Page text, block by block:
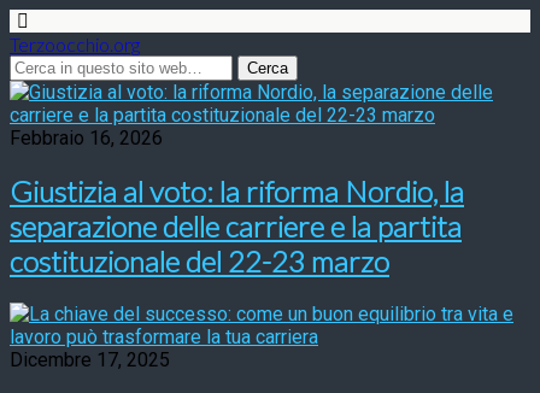
Terzoocchio.org
Febbraio 16, 2026
Giustizia al voto: la riforma Nordio, la
separazione delle carriere e la partita
costituzionale del 22-23 marzo
Dicembre 17, 2025